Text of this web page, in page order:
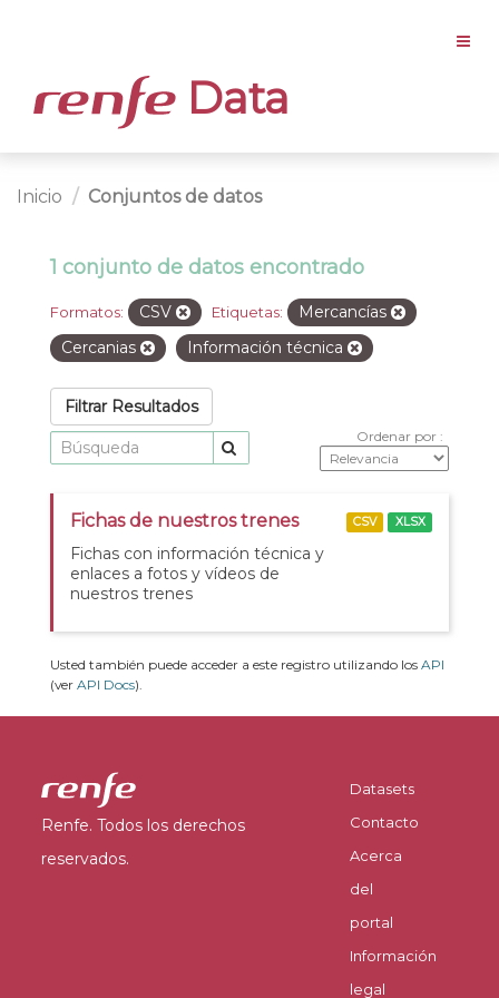
Data
Inicio Conjuntos de datos
1 conjunto de datos encontrado
Formatos: CSV Etiquetas:
Mercancías
Cercanias
Información técnica
Filtrar Resultados
Ordenar por
Fichas de nuestros trenes
Fichas con información técnica y
enlaces a fotos y vídeos de
nuestros trenes
CSV XLSX
Usted también puede acceder a este registro utilizando los API
(ver API Docs).
Renfe. Todos los derechos
reservados.
Datasets
Contacto
Acerca
del
portal
Información
legal